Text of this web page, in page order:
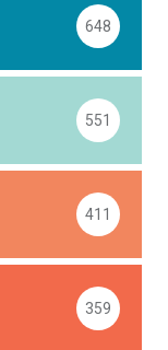
648
551
411
359